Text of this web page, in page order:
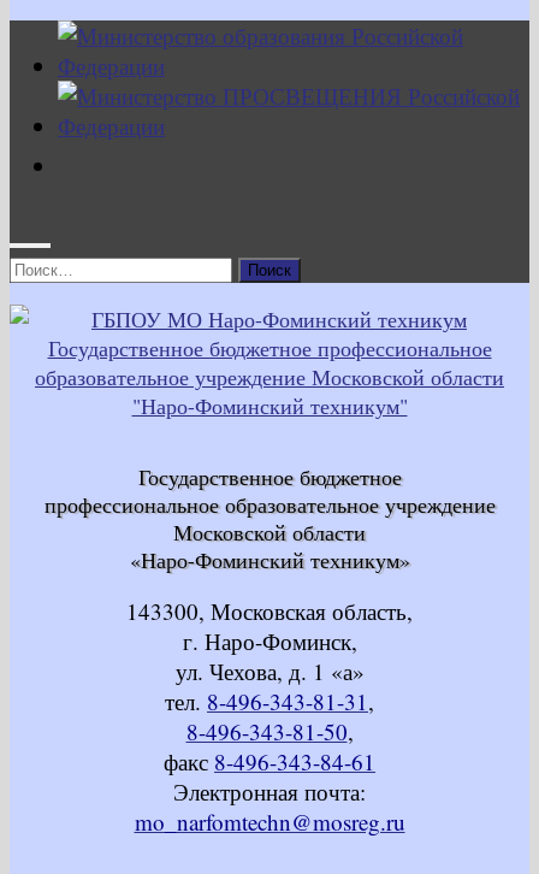
Найти:
Государственное бюджетное
профессиональное образовательное учреждение
Московской области
«Наро-Фоминский техникум»
143300, Московская область,
г. Наро-Фоминск,
ул. Чехова, д. 1 «а»
тел. 8-496-343-81-31,
8-496-343-81-50,
факс 8-496-343-84-61
Электронная почта:
mo_narfomtechn@mosreg.ru